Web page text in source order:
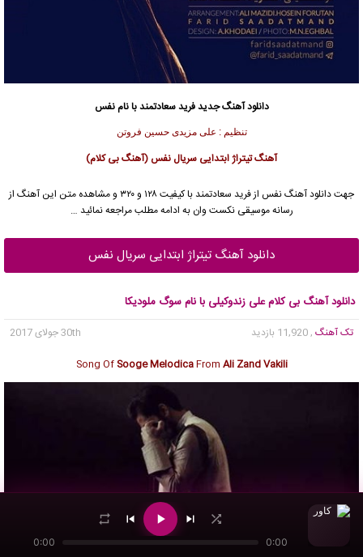
دانلود آهنگ جدیدفرید سعادتمند با نام نفس
تنظیم : علی مزیدی حسین فروتن
آهنگ تیتراژ ابتدایی سریال نفس (آهنگ بی کلام)
جهت دانلود آهنگ نفس از فرید سعادتمند با کیفیت ۱۲۸ و ۳۲۰ و مشاهده متن این آهنگ از
رسانه موسیقی نکست وان به ادامه مطلب مراجعه نمائید …
دانلود آهنگ تیتراژ ابتدایی سریال نفس
دانلود آهنگ بی کلام علی زندوکیلی با نام سوگ ملودیکا
تک آهنگ , 11,920 بازدید
30th جولای 2017
Song Of Sooge MelodicaFrom Ali Zand Vakili
0:00
0:00